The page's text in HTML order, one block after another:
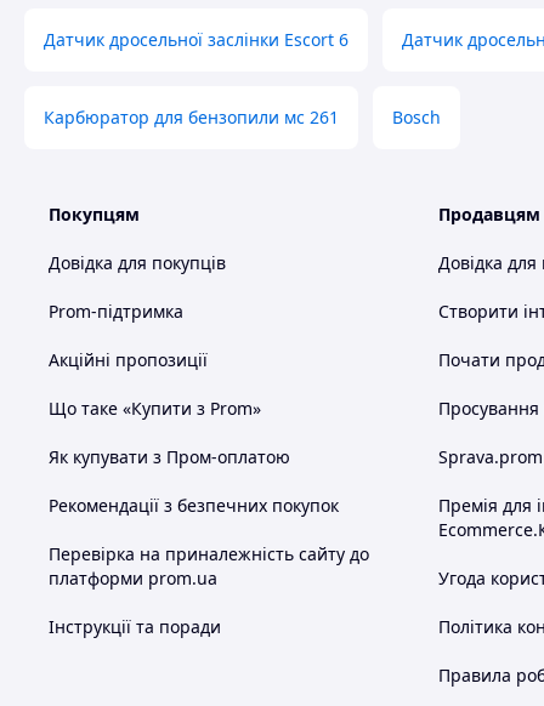
Датчик дросельної заслінки Escort 6 Датчик
Карбюратор для бензопили мс 261 Bosch
Покупцям
Довідка для покупців
Prom-підтримка
Акційні пропозиції
Що таке «Купити з Prom»
Як купувати з Пром-оплатою
Рекомендації з безпечних покупок
Перевірка на приналежність сайту до
платформи prom.ua
Інструкції та поради
Продавцям
Довідка для
Створити
Почати
Просування
Премія для
Угода
Політика
Правила